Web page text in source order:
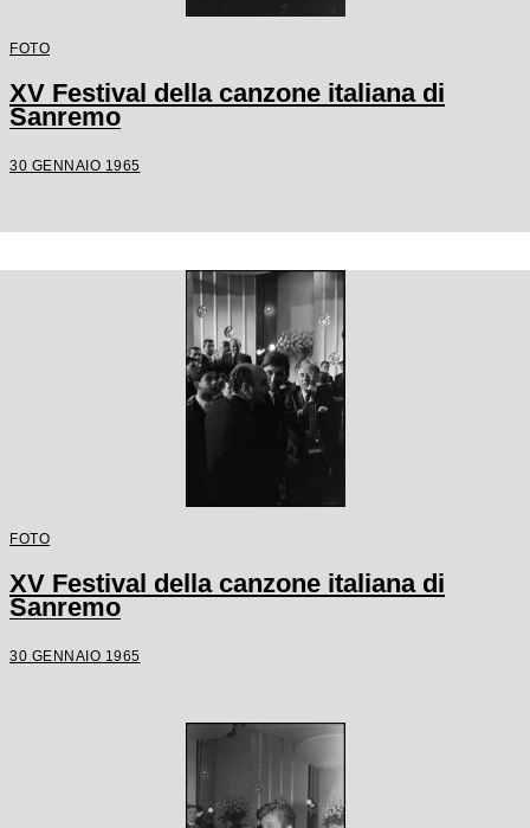
FOTO
XV Festival della canzone italiana di
Sanremo
30 GENNAIO 1965
FOTO
XV Festival della canzone italiana di
Sanremo
30 GENNAIO 1965